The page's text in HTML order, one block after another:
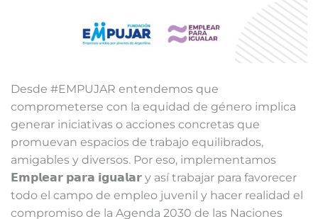
Desde #EMPUJAR entendemos que
comprometerse con la equidad de género implica
generar iniciativas o acciones concretas que
promuevan espacios de trabajo equilibrados,
amigables y diversos. Por eso, implementamos
𝗘𝗺𝗽𝗹𝗲𝗮𝗿 𝗽𝗮𝗿𝗮 𝗶𝗴𝘂𝗮𝗹𝗮𝗿 y así trabajar para favorecer
todo el campo de empleo juvenil y hacer realidad el
compromiso de la Agenda 2030 de las Naciones